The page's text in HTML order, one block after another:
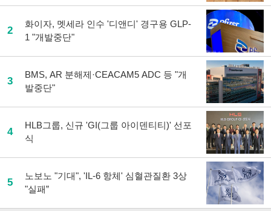
2
화이자, 멧세라 인수 '디앤디' 경구용 GLP-
1 "개발중단"
3
BMS, AR 분해제·CEACAM5 ADC 등 "개
발중단"
4
HLB그룹, 신규 'GI(그룹 아이덴티티)' 선포
식
5
노보노 "기대", 'IL-6 항체' 심혈관질환 3상
"실패”